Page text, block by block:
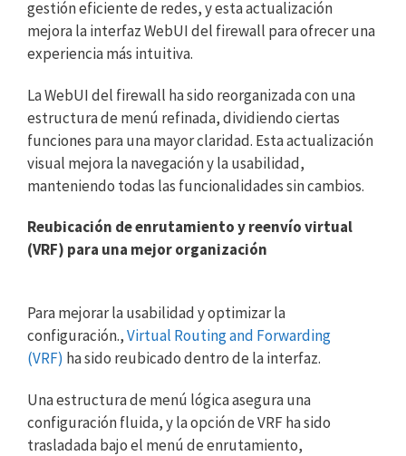
gestión eficiente de redes, y esta actualización
mejora la interfaz WebUI del firewall para ofrecer una
experiencia más intuitiva.
La WebUI del firewall ha sido reorganizada con una
estructura de menú refinada, dividiendo ciertas
funciones para una mayor claridad. Esta actualización
visual mejora la navegación y la usabilidad,
manteniendo todas las funcionalidades sin cambios.
Reubicación de enrutamiento y reenvío virtual
(VRF) para una mejor organización
Para mejorar la usabilidad y optimizar la
configuración.,Virtual Routing and Forwarding
(VRF) ha sido reubicado dentro de la interfaz.
Una estructura de menú lógica asegura una
configuración fluida, y la opción de VRF ha sido
trasladada bajo el menú de enrutamiento,